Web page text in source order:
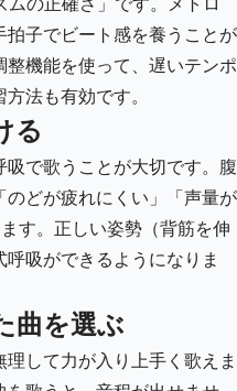
拍子でビート感を養うことが
機能を使って、遅いテンポ
法も有効です。
る
で歌うことが大切です。腹
どが疲れにくい」「声量が
す。正しい姿勢（背筋を伸
吸ができるようになりま
曲を選ぶ
して力が入り上手く歌えま